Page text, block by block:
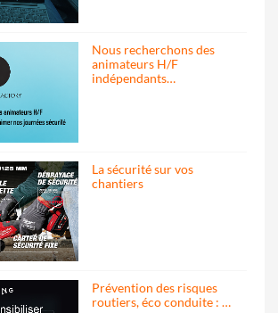
Nous recherchons des
animateurs H/F
indépendants…
La sécurité sur vos
chantiers
Prévention des risques
routiers, éco conduite : …